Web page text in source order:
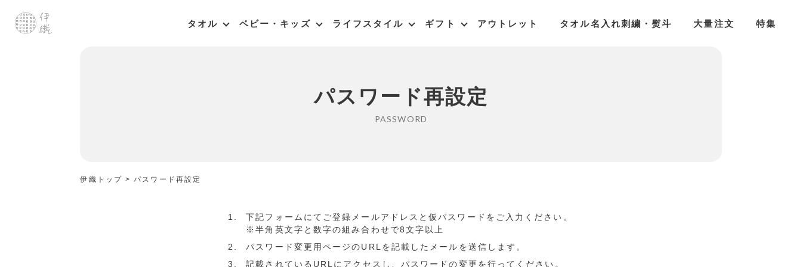
タオル ベビー・キッズ ライフスタイル ギフト アウトレット タオル名入れ刺繍・熨斗 大量注文 特集
パスワード再設定
PASSWORD
伊織トップ パスワード再設定
下記フォームにてご登録メールアドレスと仮パスワードをご入力ください。
※半角英文字と数字の組み合わせで8文字以上
パスワード変更用ページのURLを記載したメールを送信します。
記載されているURLにアクセスし、パスワードの変更を行ってください。